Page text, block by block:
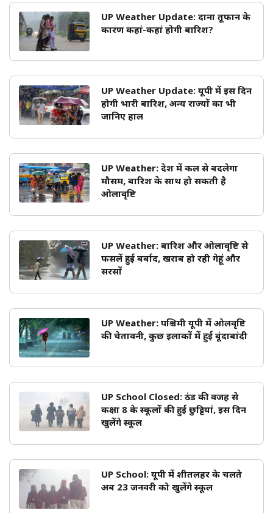
UP Weather Update: दाना तूफान के
कारण कहां-कहां होगी बारिश?
UP Weather Update: यूपी में इस दिन
होगी भारी बारिश, अन्य राज्यों का भी
जानिए हाल
UP Weather: प्रदेश में कल से बदलेगा
मौसम, बारिश के साथ हो सकती है
ओलावृष्टि
UP Weather: बारिश और ओलावृष्टि से
फसलें हुई बर्बाद, खराब हो रही गेहूं और
सरसों
UP Weather: पश्चिमी यूपी में ओलवृष्टि
की चेतावनी, कुछ इलाकों में हुई बूंदाबांदी
UP School Closed: ठंड की वजह से
कक्षा 8 के स्कूलों की हुई छुट्टियां, इस दिन
खुलेंगे स्कूल
UP School: यूपी में शीतलहर के चलते
अब 23 जनवरी को खुलेंगे स्कूल